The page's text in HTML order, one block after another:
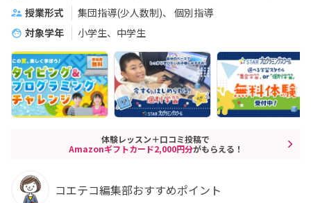
授業形式
集団指導(少人数制)
個別指導
対象学年
小学生、中学生
体験レッスン＋口コミ投稿で
Amazonギフトカード2,000円分がもらえる！
コエテコ編集部おすすめポイント